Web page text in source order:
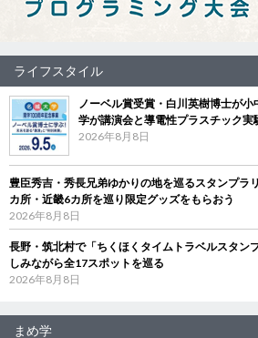
ライフスタイル
ノーベル賞受賞・白川英樹博士が
学が講演会と導電性プラスチック実
2026年8月8日
豊臣秀吉・秀長兄弟ゆかりの地を巡るスタンプ
カ所・近畿6カ所を巡り限定グッズをもらおう
2026年8月8日
長野・筑北村で「ちくほくタイムトラベルスタン
しみながら全17スポットを巡る
2026年8月8日
まめ学